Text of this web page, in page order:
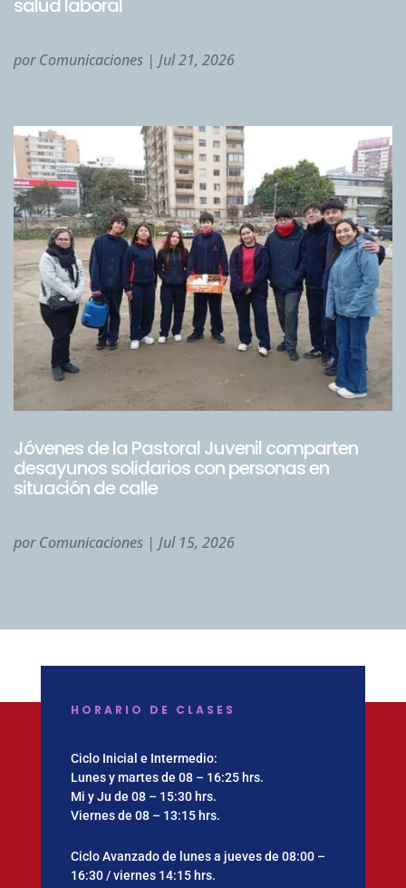
salud laboral
porComunicaciones | Jul 21, 2026
Jóvenes de la Pastoral Juvenil comparten
desayunos solidarios con personas en
situación de calle
porComunicaciones | Jul 15, 2026
HORARIO DE CLASES
Ciclo Inicial e Intermedio:
Lunes y martes de 08 – 16:25 hrs.
Mi y Ju de 08 – 15:30 hrs.
Viernes de 08 – 13:15 hrs.
Ciclo Avanzado de lunes a jueves de 08:00 –
16:30 / viernes 14:15 hrs.